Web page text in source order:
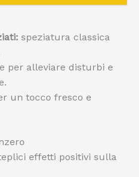
speziatura classica
per alleviare disturbi e
un tocco fresco e
effetti positivi sulla